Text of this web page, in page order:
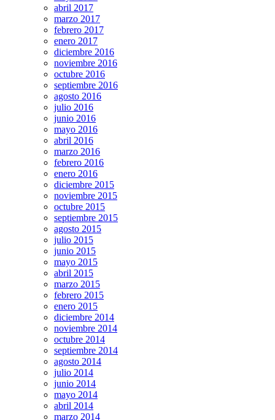
abril 2017
marzo 2017
febrero 2017
enero 2017
diciembre 2016
noviembre 2016
octubre 2016
septiembre 2016
agosto 2016
julio 2016
junio 2016
mayo 2016
abril 2016
marzo 2016
febrero 2016
enero 2016
diciembre 2015
noviembre 2015
octubre 2015
septiembre 2015
agosto 2015
julio 2015
junio 2015
mayo 2015
abril 2015
marzo 2015
febrero 2015
enero 2015
diciembre 2014
noviembre 2014
octubre 2014
septiembre 2014
agosto 2014
julio 2014
junio 2014
mayo 2014
abril 2014
marzo 2014